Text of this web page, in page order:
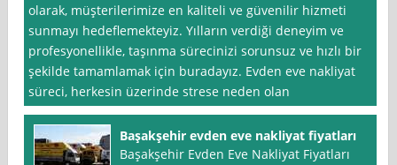
olarak, müşterilerimize en kaliteli ve güvenilir hizmeti
sunmayı hedeflemekteyiz. Yılların verdiği deneyim ve
profesyonellikle, taşınma sürecinizi sorunsuz ve hızlı bir
şekilde tamamlamak için buradayız. Evden eve nakliyat
süreci, herkesin üzerinde strese neden olan
Başakşehir evden eve nakliyat fiyatları
Başakşehir Evden Eve Nakliyat Fiyatları